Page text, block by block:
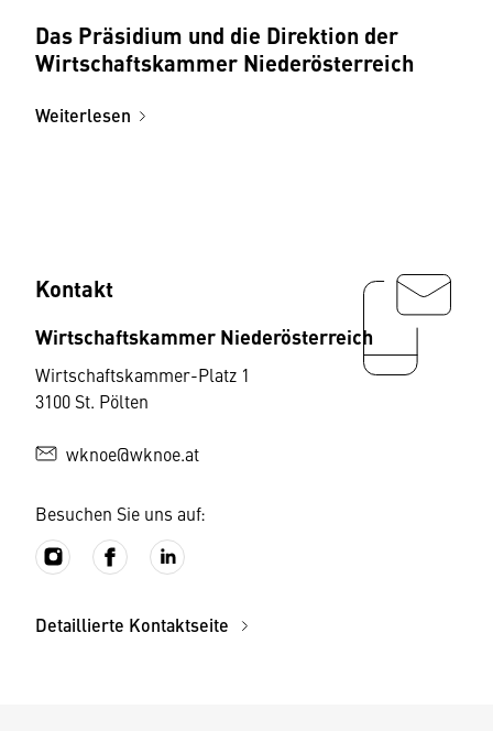
Das Präsidium und die Direktion der
Wirtschaftskammer Niederösterreich
Weiterlesen
Kontakt
Wirtschaftskammer Niederösterreich
Wirtschaftskammer-Platz 1
3100 St. Pölten
wknoe@wknoe.at
Besuchen Sie uns auf:
Detaillierte Kontaktseite